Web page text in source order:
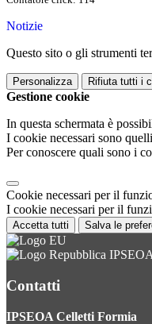
Notizie
Questo sito o gli strumenti
Personalizza Rifiuta tutti i
Gestione cookie
In questa schermata è
I cookie necessari sono
Per conoscere quali sono i
Cookie necessari per il
I cookie necessari per il
Accetta tutti Salva le
Contatti
IPSEOA Celletti Formia